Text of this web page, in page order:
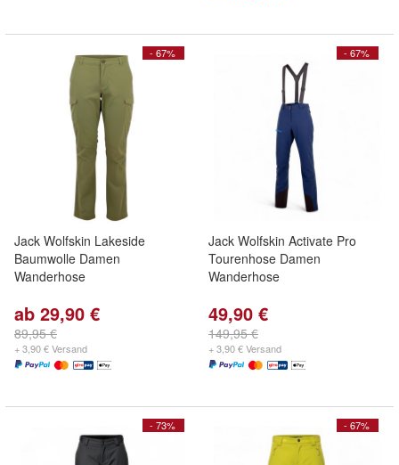
- 67%
Jack Wolfskin Lakeside
Baumwolle Damen
Wanderhose
ab 29,90 €
89,95 €
+ 3,90 € Versand
- 67%
Jack Wolfskin Activate Pro
Tourenhose Damen
Wanderhose
49,90 €
149,95 €
+ 3,90 € Versand
- 73% - 67%